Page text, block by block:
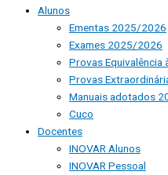
Alunos
Ementas 2025/2026
Exames 2025/2026
Provas Equivalência
Provas
Manuais adotados
Cuco
Docentes
INOVAR Alunos
INOVAR Pessoal